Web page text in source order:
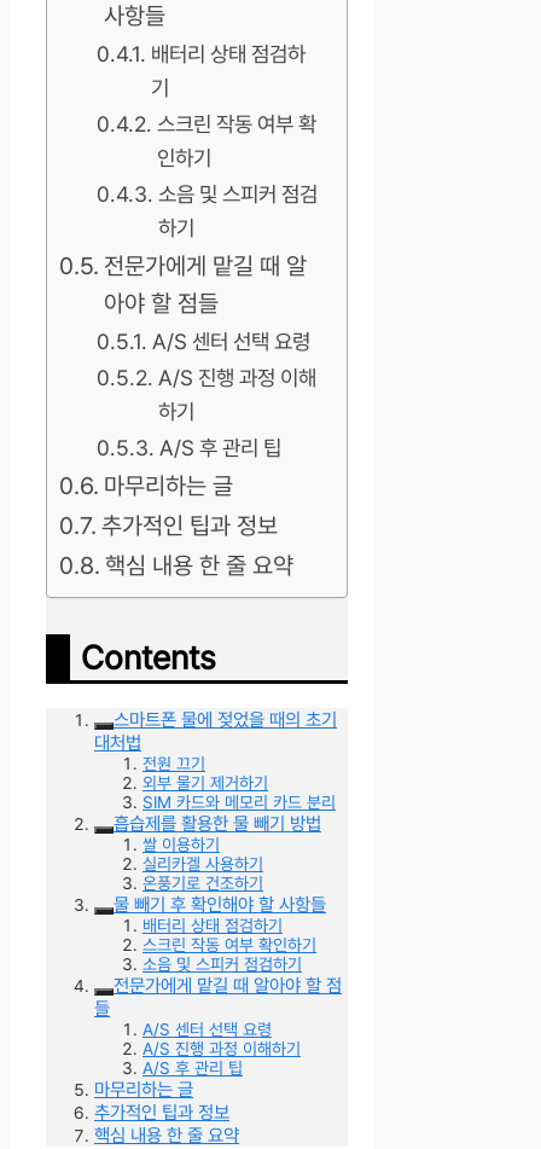
사항들
배터리 상태 점검하
기
스크린 작동 여부 확
인하기
소음 및 스피커 점검
하기
전문가에게 맡길 때 알
아야 할 점들
A/S 센터 선택 요령
A/S 진행 과정 이해
하기
A/S 후 관리 팁
마무리하는 글
추가적인 팁과 정보
핵심 내용 한 줄 요약
Contents
스마트폰 물에 젖었을 때의 초기
대처법
전원 끄기
외부 물기 제거하기
SIM 카드와 메모리 카드 분리
흡습제를 활용한 물 빼기 방법
쌀 이용하기
실리카겔 사용하기
온풍기로 건조하기
물 빼기 후 확인해야 할 사항들
배터리 상태 점검하기
스크린 작동 여부 확인하기
소음 및 스피커 점검하기
전문가에게 맡길 때 알아야 할 점
들
A/S 센터 선택 요령
A/S 진행 과정 이해하기
A/S 후 관리 팁
마무리하는 글
추가적인 팁과 정보
핵심 내용 한 줄 요약